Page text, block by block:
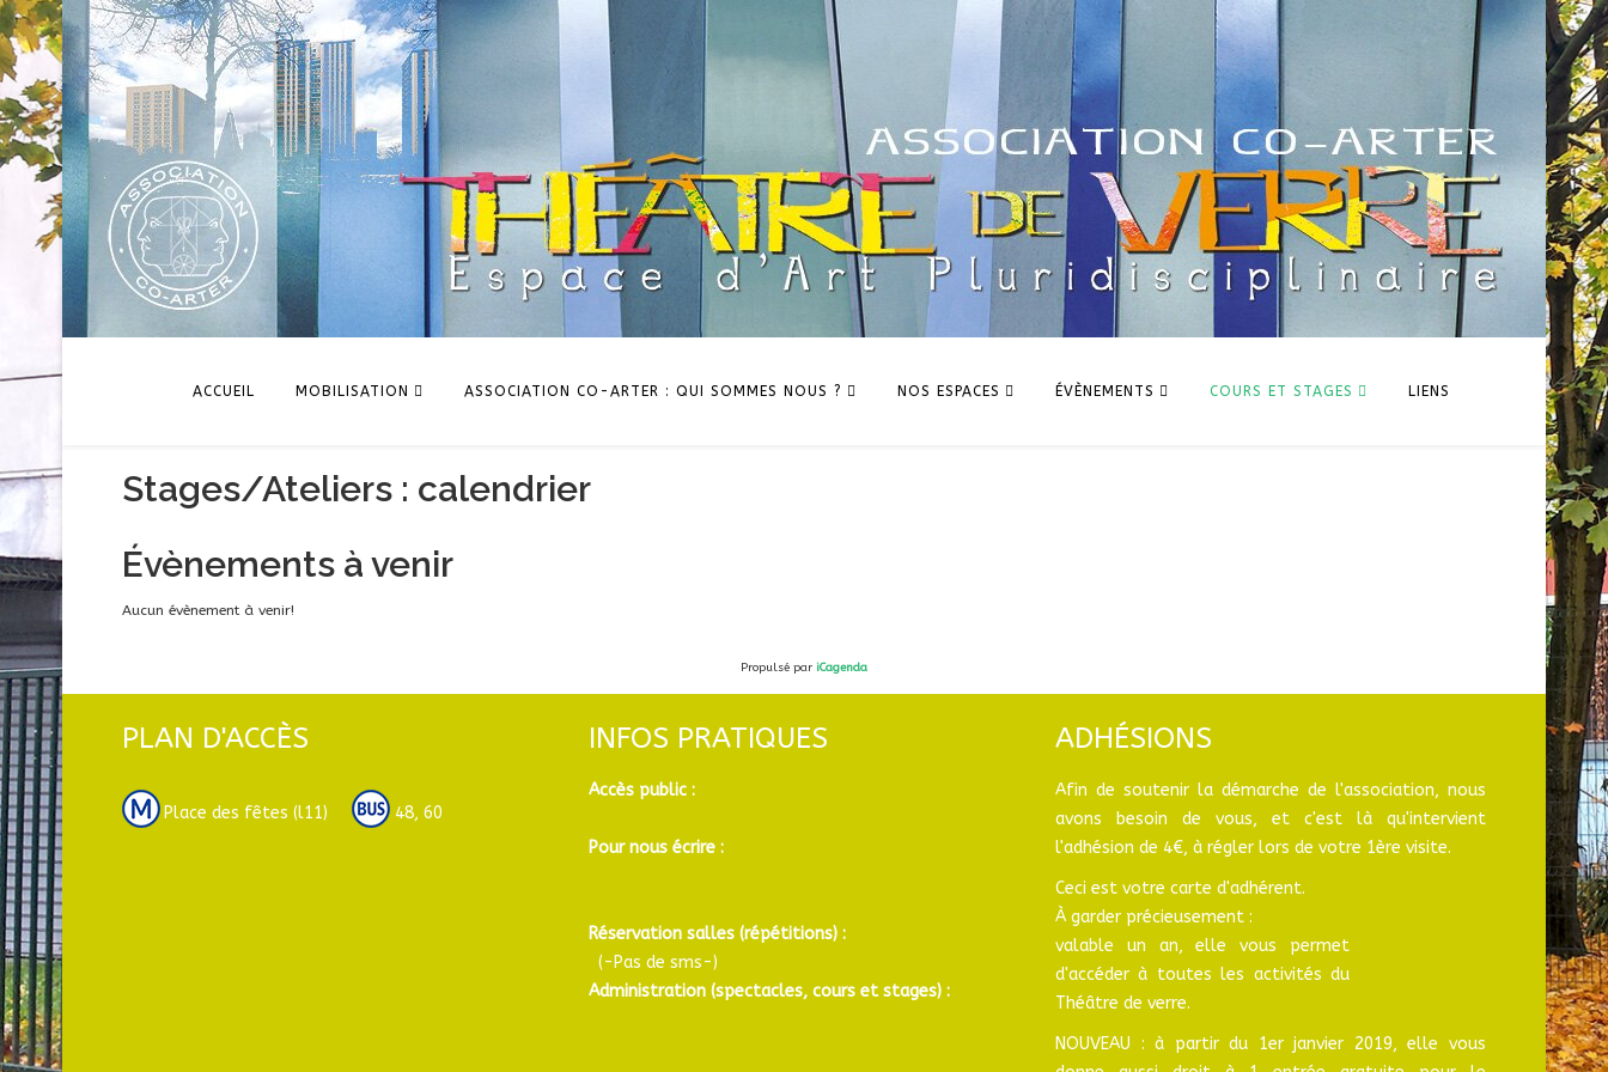
ACCUEIL MOBILISATION ASSOCIATION CO-ARTER : QUI SOMMES NOUS ? NOS ESPACES ÉVÈNEMENTS COURS ET STAGES LIENS
Stages/Ateliers : calendrier
Évènements à venir
Aucun évènement à venir!
Propulsé par iCagenda
PLAN D'ACCÈS
Place des fêtes (l11) 48, 60
INFOS PRATIQUES
Accès public :
Pour nous écrire :
Réservation salles (répétitions) :
(-Pas de sms-)
Administration (spectacles, cours et stages) :
ADHÉSIONS
Afin de soutenir la démarche de l'association, nous
avons besoin de vous, et c'est là qu'intervient
l'adhésion de 4€, à régler lors de votre 1ère visite.
Ceci est votre carte d'adhérent.
À garder précieusement :
valable un an, elle vous permet
d'accéder à toutes les activités du
Théâtre de verre.
NOUVEAU : à partir du 1er janvier 2019, elle vous